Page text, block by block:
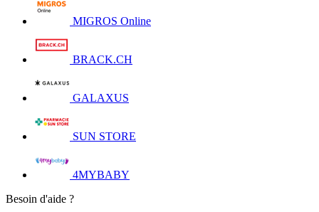
MIGROS Online
BRACK.CH
GALAXUS
SUN STORE
4MYBABY
Besoin d'aide ?